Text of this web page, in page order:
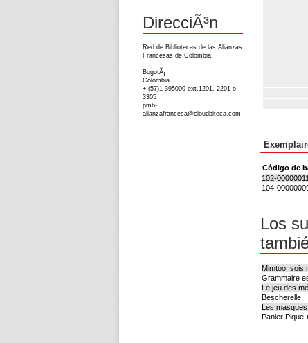
Código de
102-
104-
Los
Mimtoo: sois
Grammaire
Le jeu des
Bescherelle
Les masques
Panier Pique-
DirecciÃ³n
Red de Bibliotecas de las Alianzas
Francesas de Colombia.
BogotÃ¡
Colombia
+ (57)1 395000 ext.1201, 2201 o
3305
pmb-
alianzafrancesa@cloudbiteca.com